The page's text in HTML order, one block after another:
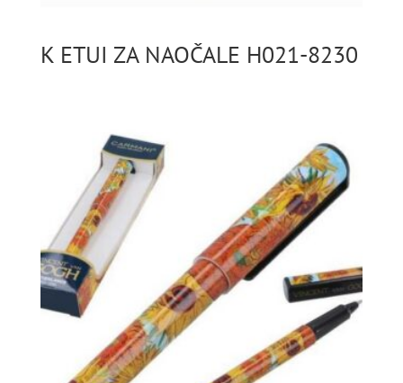
K ETUI ZA NAOČALE H021-8230